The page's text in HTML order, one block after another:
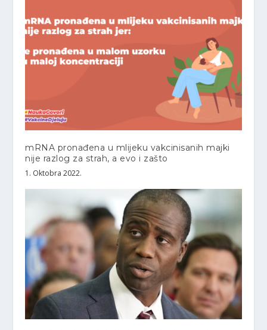
mRNA pronađena u mlijeku vakcinisanih majki
nije razlog za strah, a evo i zašto
1. Oktobra 2022.